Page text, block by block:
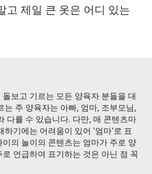
고 제일 큰 옷은 어디 있는
보고 기르는 모든 양육자 분들을 대
주 양육자는 아빠, 엄마, 조부모님,
다를 수 있습니다. 다만, 매 콘텐츠마
하기에는 어려움이 있어 '엄마'로 표
의 놀이의 콘텐츠는 엄마가 주로 양
언급하여 표기하는 것은 아닌 점 꼭